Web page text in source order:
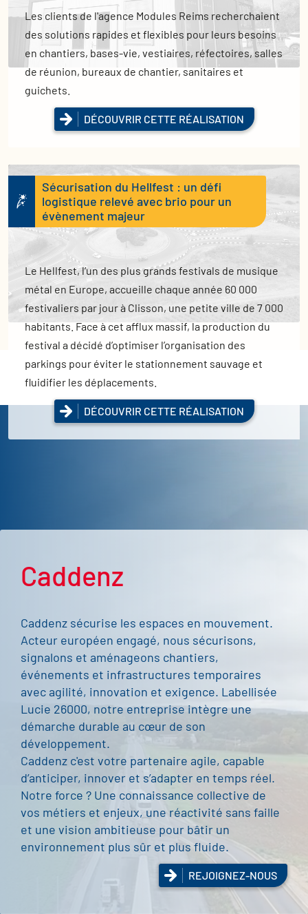
Les clients de l'agence Modules Reims recherchaient
des solutions rapides et flexibles pour leurs besoins
en chantiers, bases-vie, vestiaires, réfectoires, salles
de réunion, bureaux de chantier, sanitaires et
guichets.
DÉCOUVRIR CETTE RÉALISATION
Sécurisation du Hellfest : un défi
logistique relevé avec brio pour un
évènement majeur
Le Hellfest, l’un des plus grands festivals de musique
métal en Europe, accueille chaque année 60 000
festivaliers par jour à Clisson, une petite ville de 7 000
habitants. Face à cet afflux massif, la production du
festival a décidé d’optimiser l’organisation des
parkings pour éviter le stationnement sauvage et
fluidifier les déplacements.
DÉCOUVRIR CETTE RÉALISATION
Caddenz
Caddenz sécurise les espaces en mouvement.
Acteur européen engagé, nous sécurisons,
signalons et aménageons chantiers,
événements et infrastructures temporaires
avec agilité, innovation et exigence. Labellisée
Lucie 26000, notre entreprise intègre une
démarche durable au cœur de son
développement.
Caddenz c'est votre partenaire agile, capable
d’anticiper, innover et s’adapter en temps réel.
Notre force ? Une connaissance collective de
vos métiers et enjeux, une réactivité sans faille
et une vision ambitieuse pour bâtir un
environnement plus sûr et plus fluide.
REJOIGNEZ-NOUS